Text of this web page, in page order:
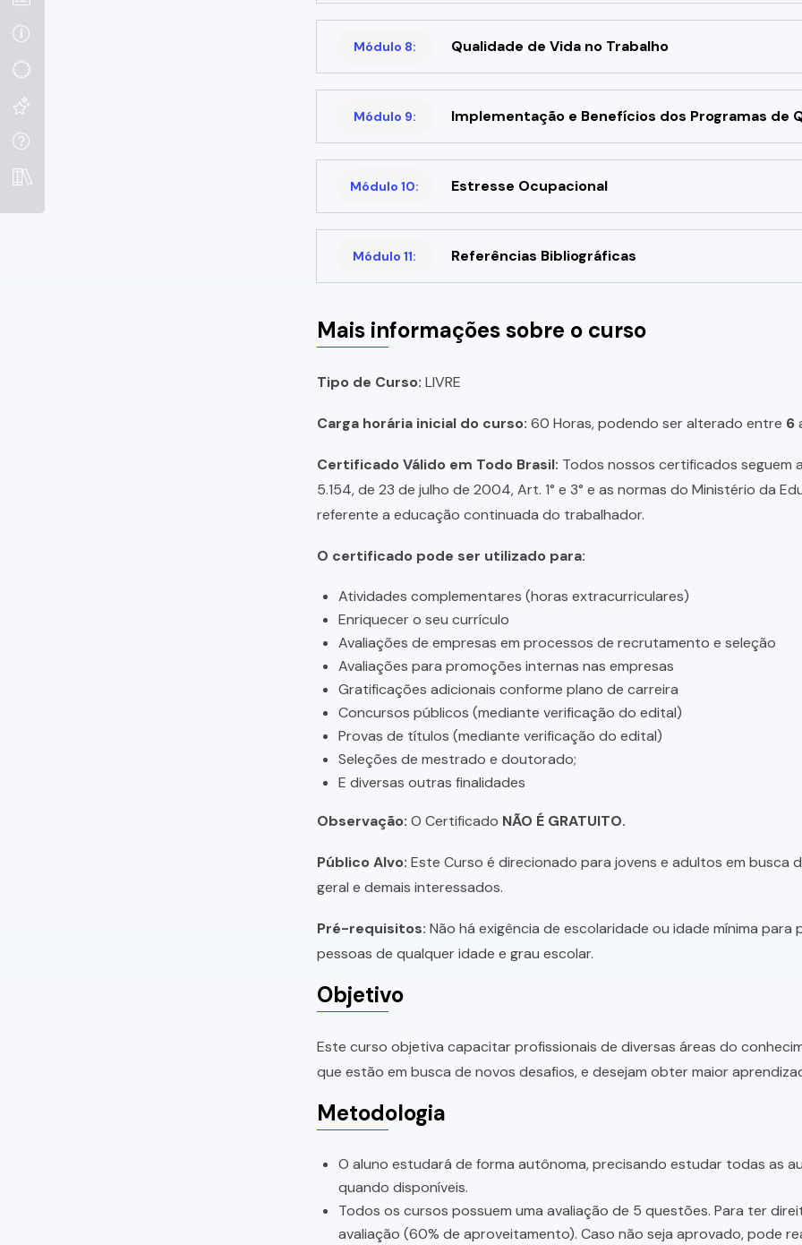
Módulo 8: Qualidade de Vida no Trabalho
Módulo 9: Implementação e Benefícios dos Programas de
Módulo 10: Estresse Ocupacional
Módulo 11: Referências Bibliográficas
Mais informações sobre o curso
Tipo de Curso: LIVRE
Carga horária inicial do curso: 60 Horas, podendo ser alterado entre 6
Certificado Válido em Todo Brasil: Todos nossos certificados seguem
5.154, de 23 de julho de 2004, Art. 1° e 3° e as normas do Ministério da
referente a educação continuada do trabalhador.
O certificado pode ser utilizado para:
Atividades complementares (horas extracurriculares)
Enriquecer o seu currículo
Avaliações de empresas em processos de recrutamento e seleção
Avaliações para promoções internas nas empresas
Gratificações adicionais conforme plano de carreira
Concursos públicos (mediante verificação do edital)
Provas de títulos (mediante verificação do edital)
Seleções de mestrado e doutorado;
E diversas outras finalidades
Observação: O Certificado NÃO É GRATUITO.
Público Alvo: Este Curso é direcionado para jovens e adultos em busca
geral e demais interessados.
Pré-requisitos: Não há exigência de escolaridade ou idade mínima
pessoas de qualquer idade e grau escolar.
Objetivo
Este curso objetiva capacitar profissionais de diversas áreas do
que estão em busca de novos desafios, e desejam obter maior
Metodologia
O aluno estudará de forma autônoma, precisando estudar todas as
quando disponíveis.
Todos os cursos possuem uma avaliação de 5 questões. Para ter
avaliação (60% de aproveitamento). Caso não seja aprovado, pode